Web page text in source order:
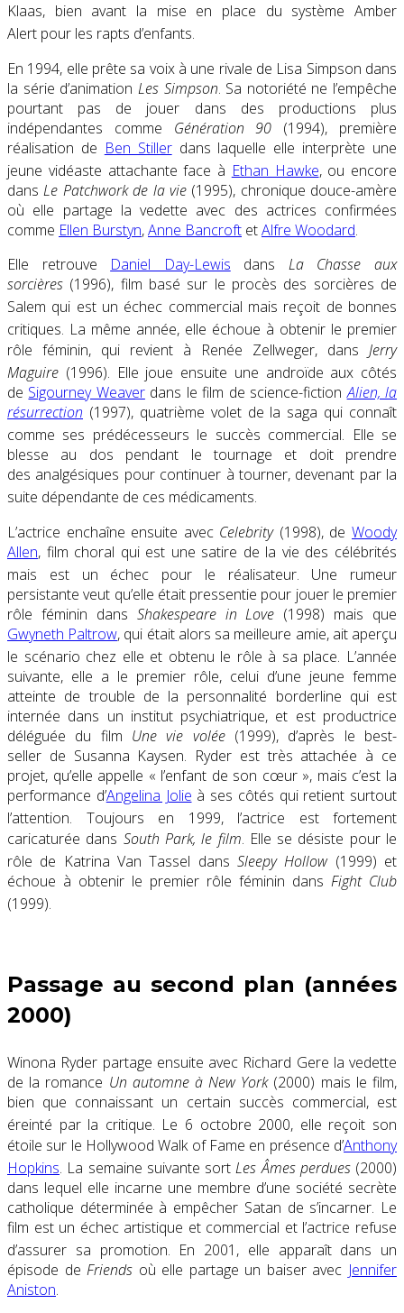
Klaas, bien avant la mise en place du système Amber
Alert pour les rapts d’enfants.
En 1994, elle prête sa voix à une rivale de Lisa Simpson dans
la série d’animation Les Simpson. Sa notoriété ne l’empêche
pourtant pas de jouer dans des productions plus
indépendantes comme Génération 90 (1994), première
réalisation de Ben Stillerdans laquelle elle interprète une
jeune vidéaste attachante face à Ethan Hawke, ou encore
dansLe Patchwork de la vie(1995), chronique douce-amère
où elle partage la vedette avec des actrices confirmées
comme Ellen Burstyn,Anne Bancroft etAlfre Woodard.
Elle retrouve Daniel Day-Lewis dans La Chasse aux
sorcières (1996), film basé sur le procès des sorcières de
Salem qui est un échec commercial mais reçoit de bonnes
critiques. La même année, elle échoue à obtenir le premier
rôle féminin, qui revient à Renée Zellweger, dans Jerry
Maguire (1996). Elle joue ensuite une androïde aux côtés
de Sigourney Weaverdans le film de science-fictionAlien, la
résurrection (1997), quatrième volet de la saga qui connaît
comme ses prédécesseurs le succès commercial. Elle se
blesse au dos pendant le tournage et doit prendre
des analgésiques pour continuer à tourner, devenant par la
suite dépendante de ces médicaments.
L’actrice enchaîne ensuite avec Celebrity(1998), deWoody
Allen, film choral qui est une satire de la vie des célébrités
mais est un échec pour le réalisateur. Une rumeur
persistante veut qu’elle était pressentie pour jouer le premier
rôle féminin dans Shakespeare in Love (1998) mais que
Gwyneth Paltrow, qui était alors sa meilleure amie, ait aperçu
le scénario chez elle et obtenu le rôle à sa place. L’année
suivante, elle a le premier rôle, celui d’une jeune femme
atteinte de trouble de la personnalité borderline qui est
internée dans un institut psychiatrique, et est productrice
déléguée du film Une vie volée (1999), d’après le best-
seller de Susanna Kaysen. Ryder est très attachée à ce
projet, qu’elle appelle « l’enfant de son cœur », mais c’est la
performance d’Angelina Jolie à ses côtés qui retient surtout
l’attention. Toujours en 1999, l’actrice est fortement
caricaturée dans South Park, le film. Elle se désiste pour le
rôle de Katrina Van Tassel dans Sleepy Hollow(1999) et
échoue à obtenir le premier rôle féminin dans Fight Club
(1999).
Passage au second plan (années
2000)
Winona Ryder partage ensuite avec Richard Gere la vedette
de la romance Un automne à New York(2000) mais le film,
bien que connaissant un certain succès commercial, est
éreinté par la critique. Le 6 octobre 2000, elle reçoit son
étoile sur le Hollywood Walk of Fame en présence d’Anthony
Hopkins. La semaine suivante sortLes Âmes perdues(2000)
dans lequel elle incarne une membre d’une société secrète
catholique déterminée à empêcher Satan de s’incarner. Le
film est un échec artistique et commercial et l’actrice refuse
d’assurer sa promotion. En 2001, elle apparaît dans un
épisode deFriends où elle partage un baiser avec Jennifer
Aniston.